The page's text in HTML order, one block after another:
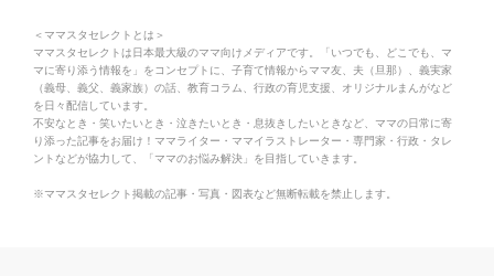
＜ママスタセレクトとは＞
ママスタセレクトは日本最大級のママ向けメディアです。「いつでも、どこでも、マ
マに寄り添う情報を」をコンセプトに、子育て情報からママ友、夫（旦那）、義実家
（義母、義父、義家族）の話、教育コラム、行政の育児支援、オリジナルまんがなど
を日々配信しています。
不安なとき・笑いたいとき・泣きたいとき・息抜きしたいときなど、ママの日常に寄
り添った記事をお届け！ママライター・ママイラストレーター・専門家・行政・タレ
ントなどが協力して、「ママのお悩み解決」を目指していきます。
※ママスタセレクト掲載の記事・写真・図表など無断転載を禁止します。